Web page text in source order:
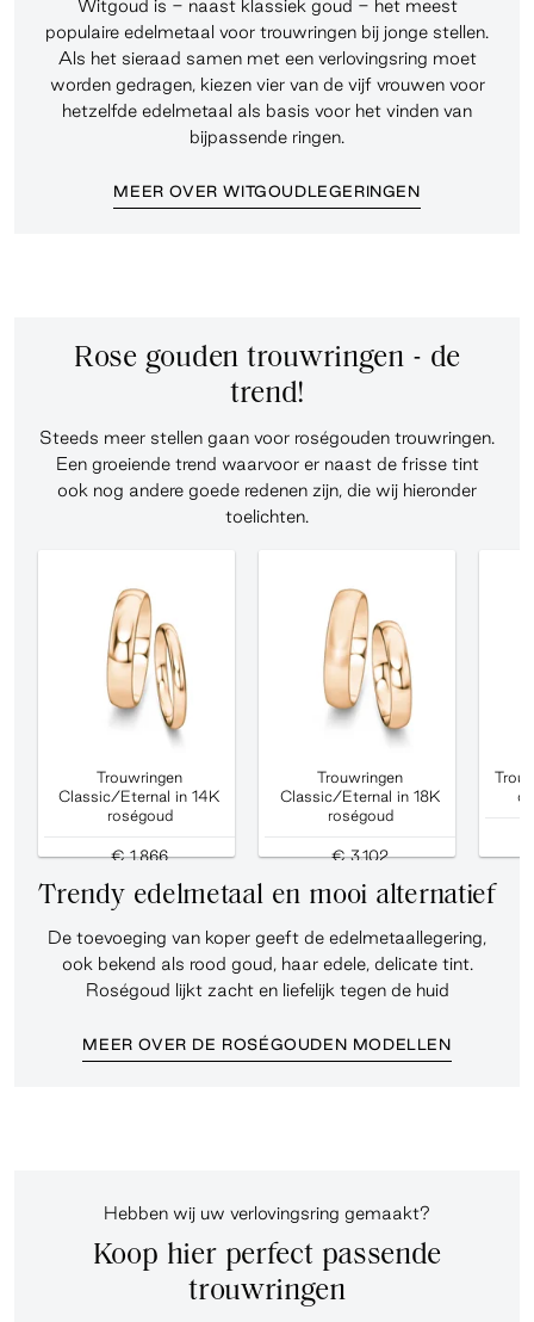
Witgoud is - naast klassiek goud - het meest
populaire edelmetaal voor trouwringen bij jonge stellen.
Als het sieraad samen met een verlovingsring moet
worden gedragen, kiezen vier van de vijf vrouwen voor
hetzelfde edelmetaal als basis voor het vinden van
bijpassende ringen.
MEER OVER WITGOUDLEGERINGEN
Rose gouden trouwringen - de
trend!
Steeds meer stellen gaan voor roségouden trouwringen.
Een groeiende trend waarvoor er naast de frisse tint
ook nog andere goede redenen zijn, die wij hieronder
toelichten.
Trouwringen
Classic/Eternal in 14K
roségoud
€ 1.866
Trouwringen
Classic/Eternal in 18K
roségoud
€ 3.102
Trendy edelmetaal en mooi alternatief
De toevoeging van koper geeft de edelmetaallegering,
ook bekend als rood goud, haar edele, delicate tint.
Roségoud lijkt zacht en liefelijk tegen de huid
MEER OVER DE ROSÉGOUDEN MODELLEN
Hebben wij uw verlovingsring gemaakt?
Koop hier perfect passende
trouwringen